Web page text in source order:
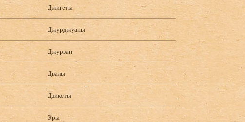
Джигеты
Джурджуаны
Джурзан
Двалы
Дзикеты
Эры